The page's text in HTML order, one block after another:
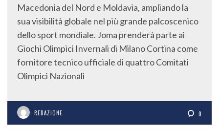
Macedonia del Nord e Moldavia, ampliando la
sua visibilità globale nel più grande palcoscenico
dello sport mondiale. Joma prenderà parte ai
Giochi Olimpici Invernali di Milano Cortina come
fornitore tecnico ufficiale di quattro Comitati
Olimpici Nazionali
REDAZIONE 0